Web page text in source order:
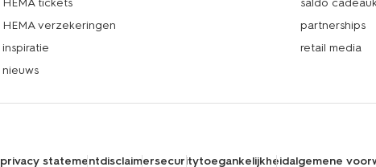
HEMA verzekeringen
inspiratie
nieuws
partnerships
retail media
privacy statementdisclaimersecuritytoegankelijkheidalgemene